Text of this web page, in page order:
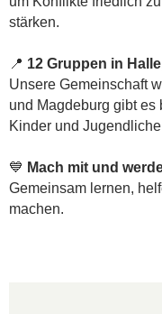
stärken.
📍 12 Gruppen in
Unsere Gemeinschaft
und Magdeburg gibt es
Kinder und
💙 Mach mit und
Gemeinsam lernen,
machen.